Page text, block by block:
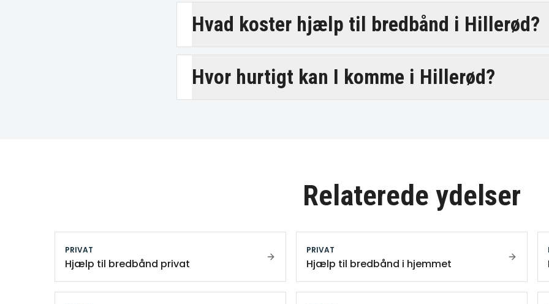
Hvad koster hjælp til bredbånd i Hillerød?
Hvor hurtigt kan I komme i Hillerød?
Relaterede ydelser
PRIVAT
Hjælp til bredbånd privat
PRIVAT
Hjælp til bredbånd i hjemmet